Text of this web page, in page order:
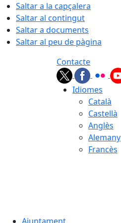
Saltar a la capçalera
Saltar al contingut
Saltar a documents
Saltar al peu de pàgina
Contacte
Idiomes
Català
Castellà
Anglès
Alemany
Francès